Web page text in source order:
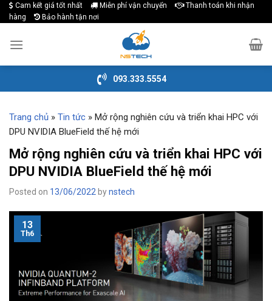
Skip
to
content
Cam kết giá tốt nhất Miễn phí vận chuyển
Thanh toán khi nhận
hàng
Bảo hành tận nơi
093.333.5554
Trang chủ » Tin tức » Mở rộng nghiên cứu và triển khai HPC với
DPU NVIDIA BlueField thế hệ mới
Mở rộng nghiên cứu và triển khai HPC với
DPU NVIDIA BlueField thế hệ mới
Posted on 13/06/2022 bynstech
13
Th6